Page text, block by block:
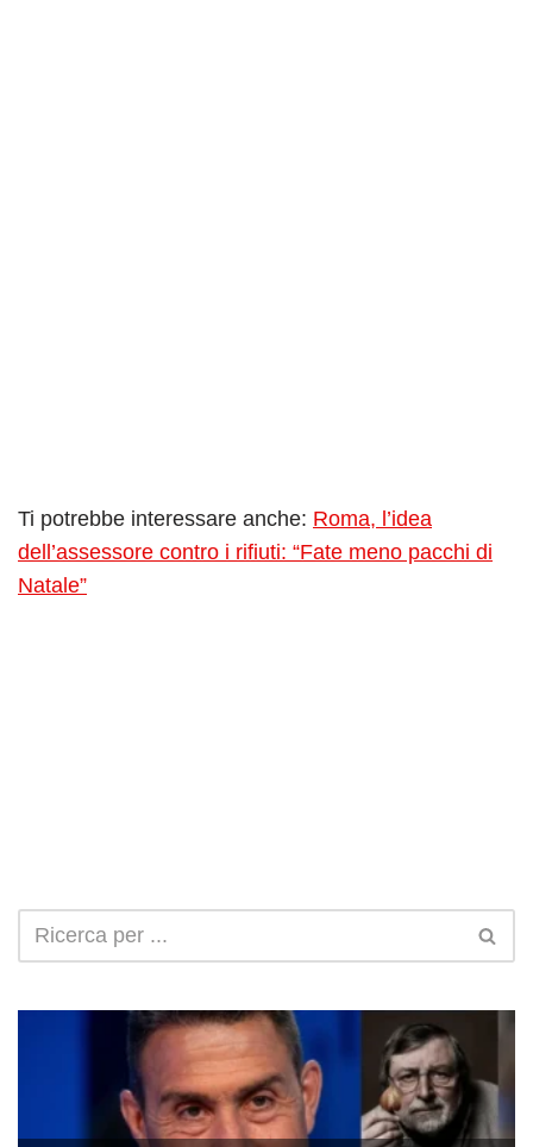
Ti potrebbe interessare anche: Roma, l’idea
dell’assessore contro i rifiuti: “Fate meno pacchi di
Natale”